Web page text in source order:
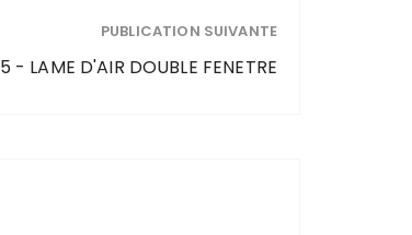
PUBLICATION SUIVANTE
5 - LAME D'AIR DOUBLE FENETRE